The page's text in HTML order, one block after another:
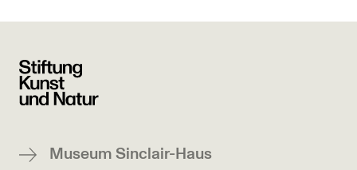
Museum Sinclair-Haus